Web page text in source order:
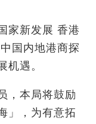
家新发展 香港
国内地港商探
机遇。
，本局将鼓励
」，为有意拓